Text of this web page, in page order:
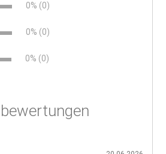
0% (0)
0% (0)
0% (0)